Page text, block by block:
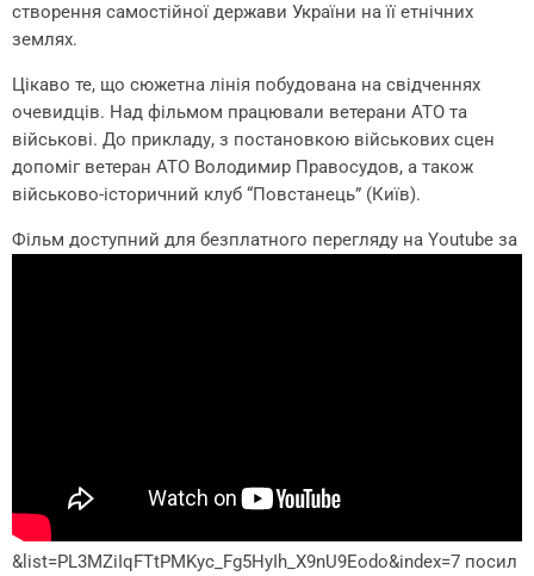
створення самостійної держави України на її етнічних
землях.
Цікаво те, що сюжетна лінія побудована на свідченнях
очевидців. Над фільмом працювали ветерани АТО та
військові. До прикладу, з постановкою військових сцен
допоміг ветеран АТО Володимир Правосудов, а також
військово-історичний клуб “Повстанець” (Київ).
Фільм доступний для безплатного перегляду на Youtube за
&list=PL3MZiIqFTtPMKyc_Fg5HyIh_X9nU9Eodo&index=7 посил